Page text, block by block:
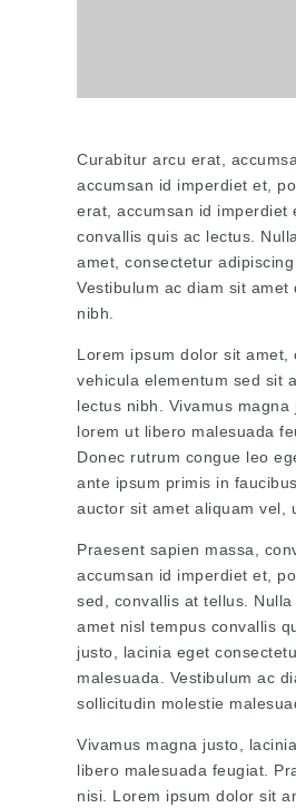
Curabitur arcu erat,
accumsan id imperdiet et,
erat, accumsan id
convallis quis ac lectus.
amet, consectetur
Vestibulum ac diam sit
nibh.
Lorem ipsum dolor sit amet,
vehicula elementum sed sit
lectus nibh. Vivamus
lorem ut libero malesuada
Donec rutrum congue leo
ante ipsum primis in
auctor sit amet aliquam vel,
Praesent sapien massa,
accumsan id imperdiet et,
sed, convallis at tellus.
amet nisl tempus convallis
justo, lacinia eget
malesuada. Vestibulum ac
sollicitudin molestie
Vivamus magna justo,
libero malesuada feugiat.
nisi. Lorem ipsum dolor sit